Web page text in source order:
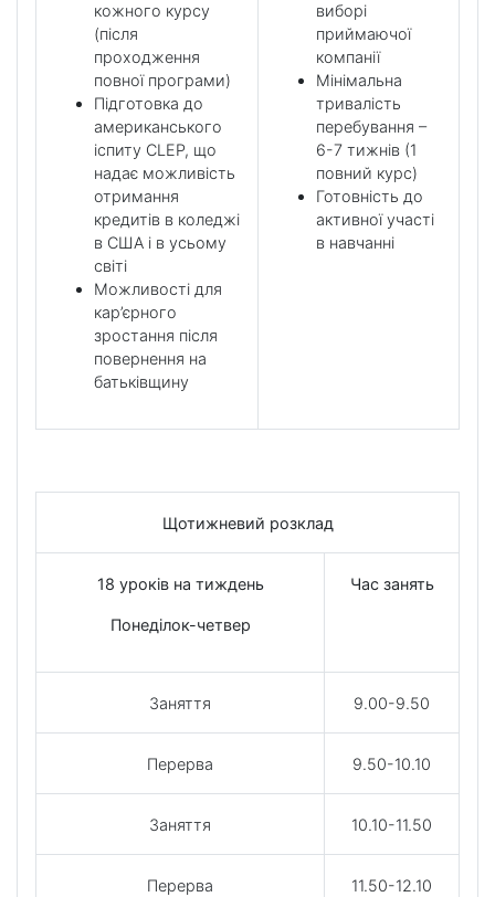
кожного курсу
(після
проходження
повної програми)
Підготовка до
американського
іспиту CLEP, що
надає можливість
отримання
кредитів в коледжі
в США і в усьому
світі
Можливості для
кар’єрного
зростання після
повернення на
батьківщину
виборі
приймаючої
компанії
Мінімальна
тривалість
перебування –
6-7 тижнів (1
повний курс)
Готовність до
активної участі
в навчанні
Щотижневий розклад
18 уроків на тиждень
Понеділок-четвер
Час занять
Заняття 9.00-9.50
Перерва 9.50-10.10
Заняття 10.10-11.50
Перерва 11.50-12.10